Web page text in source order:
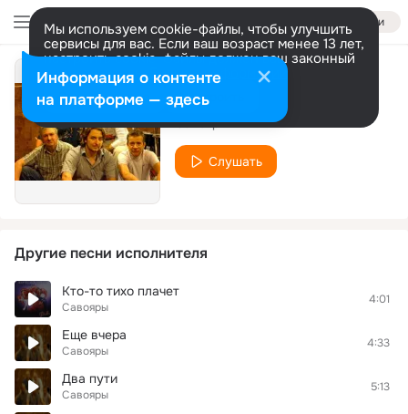
Войти
Мы используем cookie-файлы, чтобы улучшить
сервисы для вас. Если ваш возраст менее 13 лет,
настроить cookie-файлы должен ваш законный
представитель. Больше информации
Разрешить все Настроить
Военные игрушки
Савояры
Слушать
Другие песни исполнителя
Кто-то тихо плачет
Савояры
4:01
Еще вчера
Савояры
4:33
Два пути
Савояры
5:13
Информация о контенте
на платформе — здесь